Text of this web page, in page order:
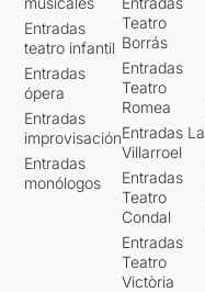
Entradas
teatro infantil
Entradas
ópera
Entradas
improvisación
Entradas
monólogos
Teatro
Borrás
Entradas
Teatro
Romea
Entradas La
Villarroel
Entradas
Teatro
Condal
Entradas
Teatro
Victòria